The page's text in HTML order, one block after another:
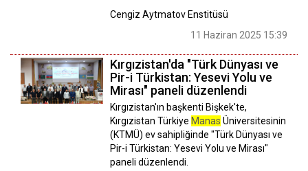
Cengiz Aytmatov Enstitüsü
11 Haziran 2025 15:39
Kırgızistan'da "Türk Dünyası ve
Pir-i Türkistan: Yesevi Yolu ve
Mirası" paneli düzenlendi
Kırgızistan'ın başkenti Bişkek'te,
Kırgızistan Türkiye Manas Üniversitesinin
(KTMÜ) ev sahipliğinde "Türk Dünyası ve
Pir-i Türkistan: Yesevi Yolu ve Mirası"
paneli düzenlendi.